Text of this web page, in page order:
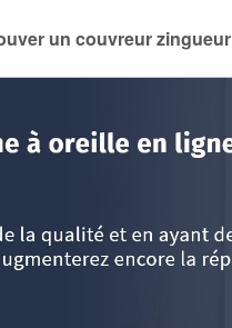
un couvreur zingueur